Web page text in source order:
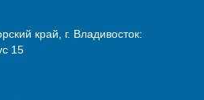
край, г. Владивосток:
15